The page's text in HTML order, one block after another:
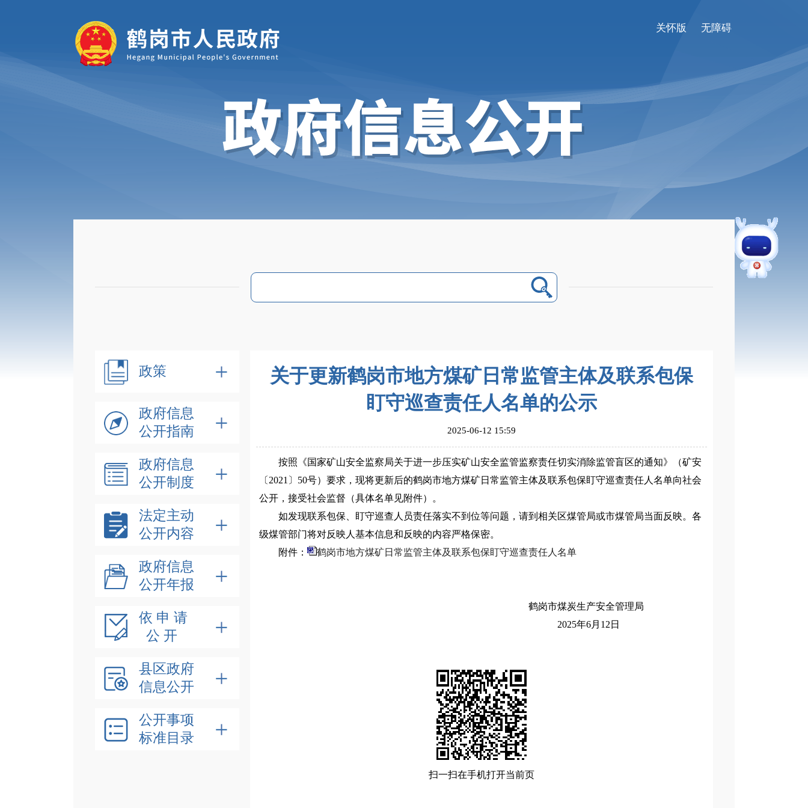
关怀版 无障碍
政策
政府信息
公开指南
政府信息
公开制度
法定主动
公开内容
政府信息
公开年报
依 申 请
公 开
县区政府
信息公开
公开事项
标准目录
关于更新鹤岗市地方煤矿日常监管主体及联系包保
盯守巡查责任人名单的公示
2025-06-12 15:59
按照《国家矿山安全监察局关于进一步压实矿山安全监管监察责任切实消除监管盲区的通知》（矿安
〔2021〕50号）要求，现将更新后的鹤岗市地方煤矿日常监管主体及联系包保盯守巡查责任人名单向社会
公开，接受社会监督（具体名单见附件）。
如发现联系包保、盯守巡查人员责任落实不到位等问题，请到相关区煤管局或市煤管局当面反映。各
级煤管部门将对反映人基本信息和反映的内容严格保密。
附件：
鹤岗市地方煤矿日常监管主体及联系包保盯守巡查责任人名单
鹤岗市煤炭生产安全管理局
2025年6月12日
扫一扫在手机打开当前页